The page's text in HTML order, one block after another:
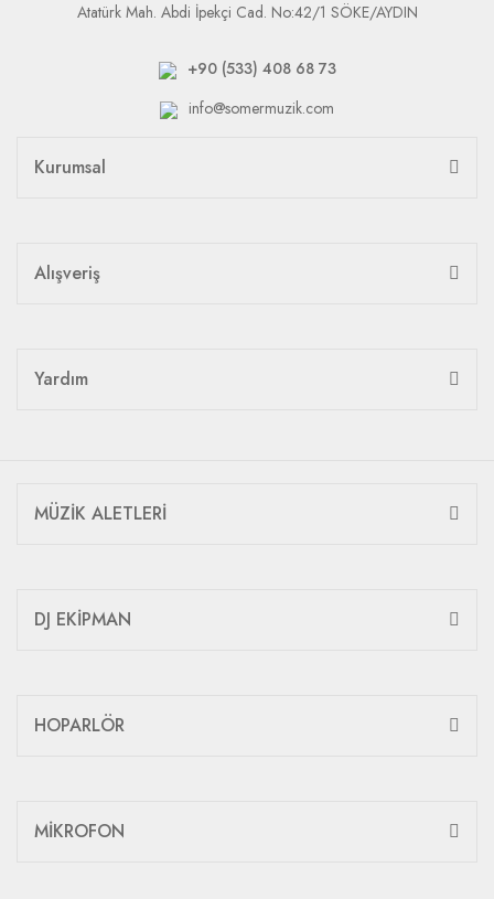
Atatürk Mah. Abdi İpekçi Cad. No:42/1 SÖKE/AYDIN
+90 (533) 408 68 73
info@somermuzik.com
Kurumsal
Alışveriş
Yardım
MÜZİK ALETLERİ
DJ EKİPMAN
HOPARLÖR
MİKROFON